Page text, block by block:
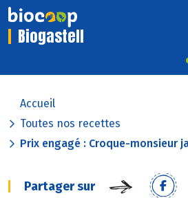
Biogastell
Accueil
Toutes nos recettes
Prix engagé : Croque-monsieur
Partager sur